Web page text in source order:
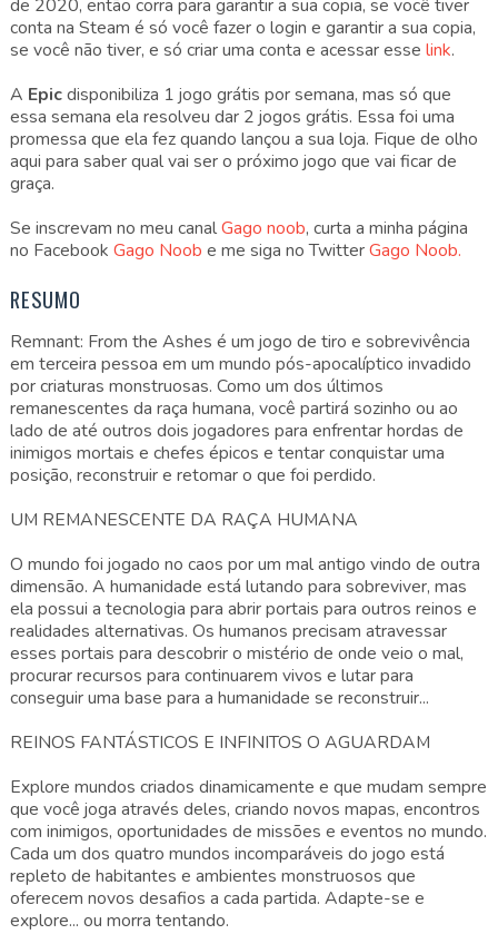
de 2020, então corra para garantir a sua copia, se você tiver
conta na Steam é só você fazer o login e garantir a sua copia,
se você não tiver, e só criar uma conta e acessar esse link.
A Epicdisponibiliza 1 jogo grátis por semana, mas só que
essa semana ela resolveu dar 2 jogos grátis. Essa foi uma
promessa que ela fez quando lançou a sua loja. Fique de olho
aqui para saber qual vai ser o próximo jogo que vai ficar de
graça.
Se inscrevam no meu canalGago noob, curta a minha página
no Facebook Gago Noob e me siga no TwitterGago Noob.
RESUMO
Remnant: From the Ashes é um jogo de tiro e sobrevivência
em terceira pessoa em um mundo pós-apocalíptico invadido
por criaturas monstruosas. Como um dos últimos
remanescentes da raça humana, você partirá sozinho ou ao
lado de até outros dois jogadores para enfrentar hordas de
inimigos mortais e chefes épicos e tentar conquistar uma
posição, reconstruir e retomar o que foi perdido.
UM REMANESCENTE DA RAÇA HUMANA
O mundo foi jogado no caos por um mal antigo vindo de outra
dimensão. A humanidade está lutando para sobreviver, mas
ela possui a tecnologia para abrir portais para outros reinos e
realidades alternativas. Os humanos precisam atravessar
esses portais para descobrir o mistério de onde veio o mal,
procurar recursos para continuarem vivos e lutar para
conseguir uma base para a humanidade se reconstruir...
REINOS FANTÁSTICOS E INFINITOS O AGUARDAM
Explore mundos criados dinamicamente e que mudam sempre
que você joga através deles, criando novos mapas, encontros
com inimigos, oportunidades de missões e eventos no mundo.
Cada um dos quatro mundos incomparáveis do jogo está
repleto de habitantes e ambientes monstruosos que
oferecem novos desafios a cada partida. Adapte-se e
explore... ou morra tentando.